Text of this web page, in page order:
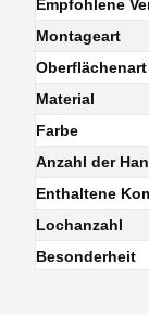
Empfohlene
Montageart
Oberflächenart
Material
Farbe
Anzahl der
Enthaltene
Lochanzahl
Besonderheit